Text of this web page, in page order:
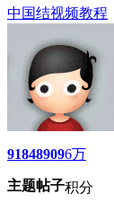
中国结视频教程
9184
主题
8909
帖子
6万
积分